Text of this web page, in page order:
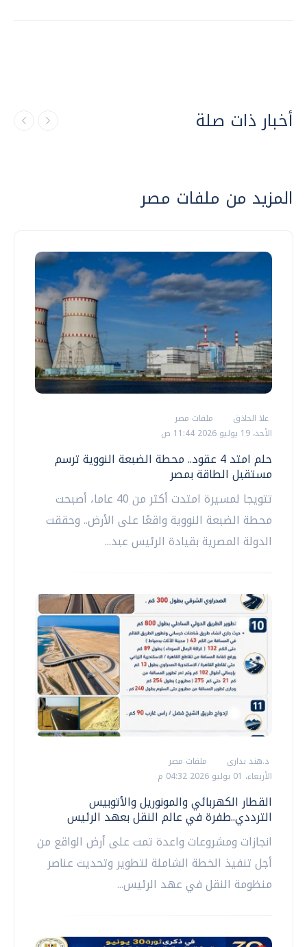
أخبار ذات صلة
المزيد من ملفات مصر
علا الحاذق
ملفات مصر
الأحد، 19 يوليو 2026 11:44 ص
حلم امتد 4 عقود.. محطة الضبعة النووية ترسم
مستقبل الطاقة بمصر
تتويجا لمسيرة امتدت أكثر من 40 عاما، أصبحت
محطة الضبعة النووية واقعًا على الأرض.. وحققت
الدولة المصرية بقيادة الرئيس عبد...
د.هند بدارى
ملفات مصر
الأربعاء، 01 يوليو 2026 04:32 م
القطار الكهربائي والمونوريل والأتوبيس
الترددي..طفرة في عالم النقل بعهد الرئيس
انجازات ومشروعات واعدة تمت على أرض الواقع من
أجل تنفيذ الخطة الشاملة لتطوير وتحديث عناصر
منظومة النقل في عهد الرئيس...